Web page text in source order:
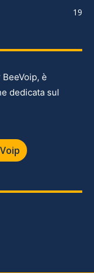
19
è
dedicata sul